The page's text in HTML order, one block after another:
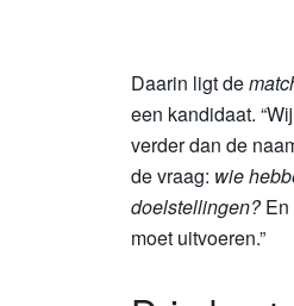
Daarin ligt de
een kandidaat.
verder dan de
de vraag: wie
doelstellingen?
moet uitvoeren.”